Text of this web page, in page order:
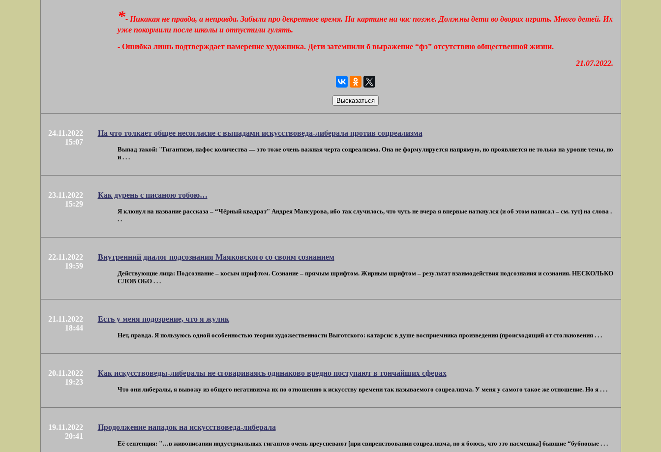
*- Никакая не правда, а неправда. Забыли про декретное время. На картине на час позже. Должны дети во дворах играть. Много детей. Их
уже покормили после школы и отпустили гулять.
- Ошибка лишь подтверждает намерение художника. Дети затемнили б выражение “фэ” отсутствию общественной жизни.
21.07.2022.
24.11.2022
15:07
На что толкает общее несогласие с выпадами искусствоведа-либерала против соцреализма
Выпад такой: "Гигантизм, пафос количества — это тоже очень важная черта соцреализма. Она не формулируется напрямую, но проявляется не только на уровне темы, но
и . . .
23.11.2022
15:29
Как дурень с писаною тобою…
Я клюнул на название рассказа – “Чёрный квадрат" Андрея Мансурова, ибо так случилось, что чуть не вчера я впервые наткнулся (и об этом написал – см. тут) на слова .
. .
22.11.2022
19:59
Внутренний диалог подсознания Маяковского со своим сознанием
Действующие лица: Подсознание – косым шрифтом. Сознание – прямым шрифтом. Жирным шрифтом – результат взаимодействия подсознаиия и сознания. НЕСКОЛЬКО
СЛОВ ОБО . . .
21.11.2022
18:44
Есть у меня подозрение, что я жулик
Нет, правда. Я пользуюсь одной особенностью теории художественности Выготского: катарсис в душе восприемника произведения (происходящий от столкновения . . .
20.11.2022
19:23
Как искусствоведы-либералы не сговариваясь одинаково вредно поступают в тончайших сферах
Что они либералы, я вывожу из общего негативизма их по отношению к искусству времени так называемого соцреализма. У меня у самого такое же отношение. Но я . . .
19.11.2022
20:41
Продолжение нападок на искусствоведа-либерала
Её сентенция: "…в живописании индустриальных гигантов очень преуспевают [при свирепствовании соцреализма, но я боюсь, что это насмешка] бывшие “бубновые . . .